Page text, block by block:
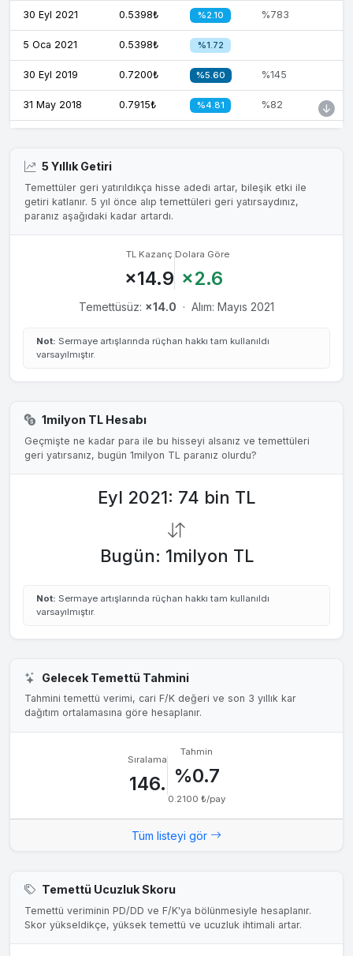
30 Eyl 2021 0.5398₺ %2.10 %783
5 Oca 2021 0.5398₺ %1.72
30 Eyl 2019 0.7200₺ %5.60 %145
31 May 2018 0.7915₺ %4.81 %82
31 May 2016
29 May 2015 1.5130₺ %2.25 %50
30 May 2014
1.3005₺ %2.14
1.0795₺ %3.25
0.9520₺ %4.08 %41
31 May 2010 0.7225₺ %5.08 %40
30 May 2006 0.1980₺
0.1575₺ %5.53
0.3200₺ %5.06
30 May 1999
29 May 1997 0.4000₺
5 Yıllık Getiri
Temettüler geri yatırıldıkça hisse adedi artar, bileşik etki ile
getiri katlanır. 5 yıl önce alıp temettüleri geri yatırsaydınız,
paranız aşağıdaki kadar artardı.
TL Kazanç
×14.9
Dolara Göre
×2.6
Temettüsüz: ×14.0 · Alım: Mayıs 2021
Not: Sermaye artışlarında rüçhan hakkı tam kullanıldı
varsayılmıştır.
1milyon TL Hesabı
Geçmişte ne kadar para ile bu hisseyi alsanız ve temettüleri
geri yatırsanız, bugün 1milyon TL paranız olurdu?
Eyl 2021: 74 bin TL
Bugün: 1milyon TL
Not: Sermaye artışlarında rüçhan hakkı tam kullanıldı
varsayılmıştır.
Gelecek Temettü Tahmini
Tahmini temettü verimi, cari F/K değeri ve son 3 yıllık kar
dağıtım ortalamasına göre hesaplanır.
Sıralama
146.
Tahmin
%0.7
0.2100 ₺/pay
Tüm listeyi gör
Temettü Ucuzluk Skoru
Temettü veriminin PD/DD ve F/K'ya bölünmesiyle hesaplanır.
Skor yükseldikçe, yüksek temettü ve ucuzluk ihtimali artar.